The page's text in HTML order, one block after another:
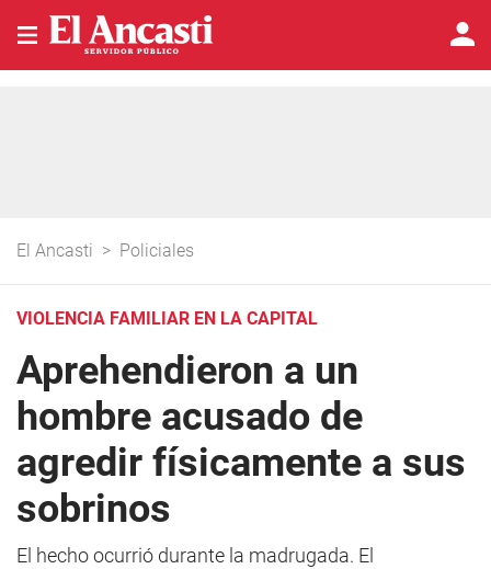
El Ancasti > Policiales
VIOLENCIA FAMILIAR EN LA CAPITAL
Aprehendieron a un
hombre acusado de
agredir físicamente a sus
sobrinos
El hecho ocurrió durante la madrugada. El